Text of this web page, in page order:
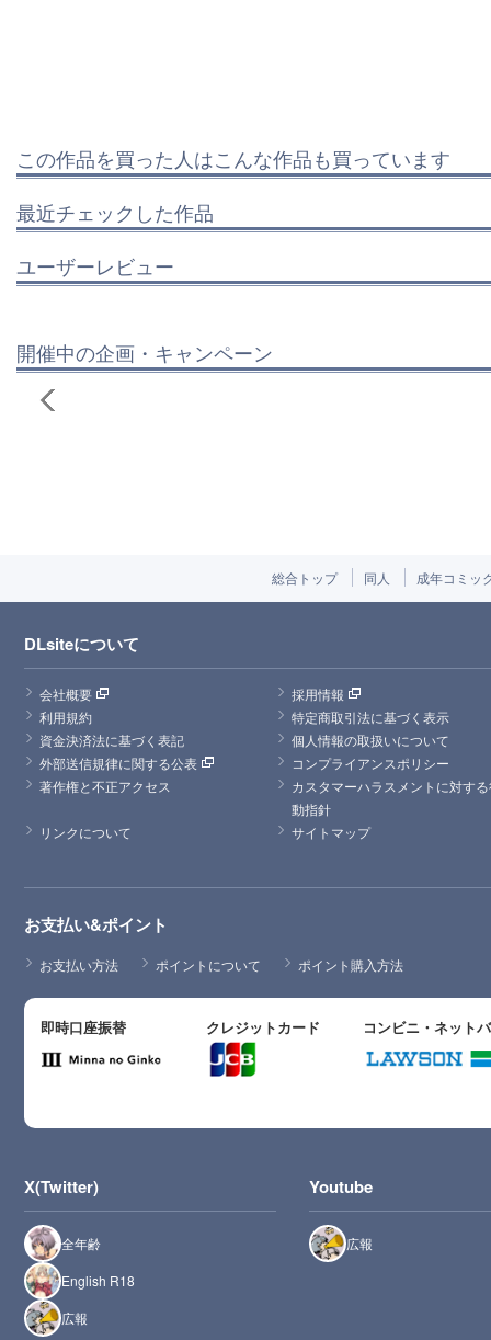
この作品を買った人はこんな作品も買っています
最近チェックした作品
ユーザーレビュー
開催中の企画・キャンペーン
総合トップ 同人 成年コミッ
DLsiteについて
会社概要
採用情報
利用規約
特定商取引法に基づく表示
資金決済法に基づく表記
個人情報の取扱いについて
外部送信規律に関する公表
コンプライアンスポリシー
著作権と不正アクセス
カスタマーハラスメントに対す
動指針
リンクについて
サイトマップ
お支払い&ポイント
お支払い方法 ポイントについて ポイント購入方法
即時口座振替 クレジットカード コンビニ・ネット
X(Twitter)
全年齢
English R18
広報
Youtube
広報